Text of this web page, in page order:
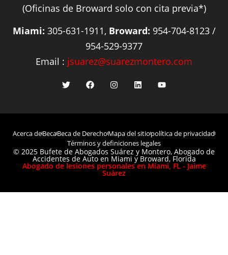
(Oficinas de Broward solo con cita previa*)
Miami: 305-631-1911, Broward: 954-704-8123 /
954-529-9377
Email : jsuarez@suarezmontero.com
Acerca deBecaBeca de DerechoMapa del sitiopolítica de privacidad
Términos y definiciones legales
© 2025 Bufete de Abogados Suárez y Montero, Abogado de
Accidentes de Auto en Miami y Broward, Florida
Abogado de lesiones personales en Miami, FL - Jaime
Suárez